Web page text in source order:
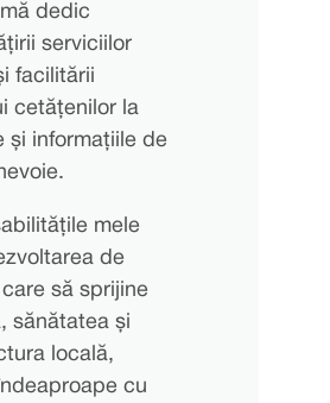
dedic
serviciilor
facilitării
cetățenilor la
și informațiile de
mele
de
să sprijine
sănătatea și
locală,
cu